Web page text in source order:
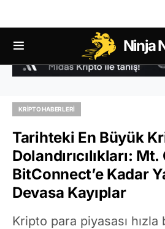
Ninja
KRIPTO HABERLERI
Tarihteki En Büyük
Dolandırıcılıkları: Mt.
BitConnect’e Kadar
Devasa Kayıplar
Kripto para piyasası